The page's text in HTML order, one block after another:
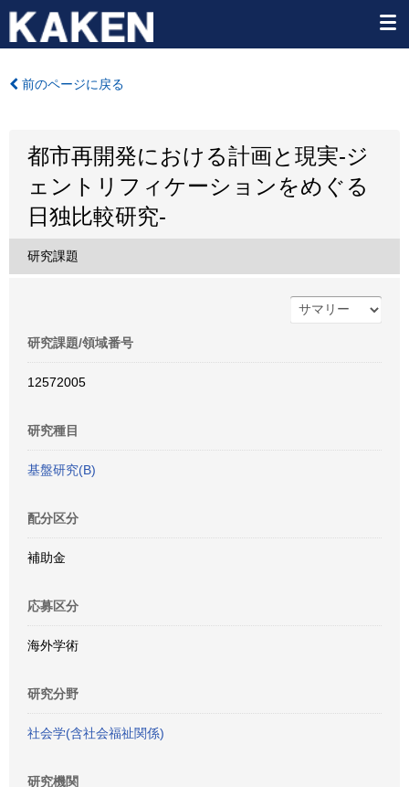
前のページに戻る
都市再開発における計画と現実-ジ
ェントリフィケーションをめぐる
日独比較研究-
研究課題
研究課題/領域番号
12572005
研究種目
基盤研究(B)
配分区分
補助金
応募区分
海外学術
研究分野
社会学(含社会福祉関係)
研究機関